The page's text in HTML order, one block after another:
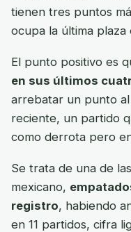
tienen tres puntos
ocupa la última plaza
El punto positivo es
en sus últimos
arrebatar un punto
reciente, un partido
como derrota pero
Se trata de una de
mexicano,
registro, habiendo
en 11 partidos, cifra